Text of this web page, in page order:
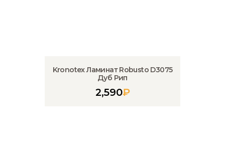
Kronotex Ламинат Robusto D3075
Дуб Рип
2,590₽